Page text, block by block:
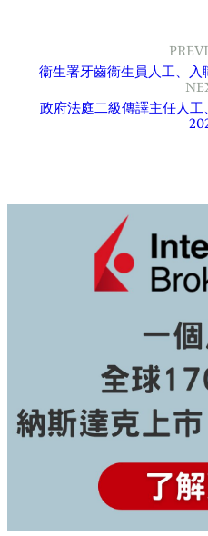
衞生署牙齒衞生員人工、
政府法庭二級傳譯主任人